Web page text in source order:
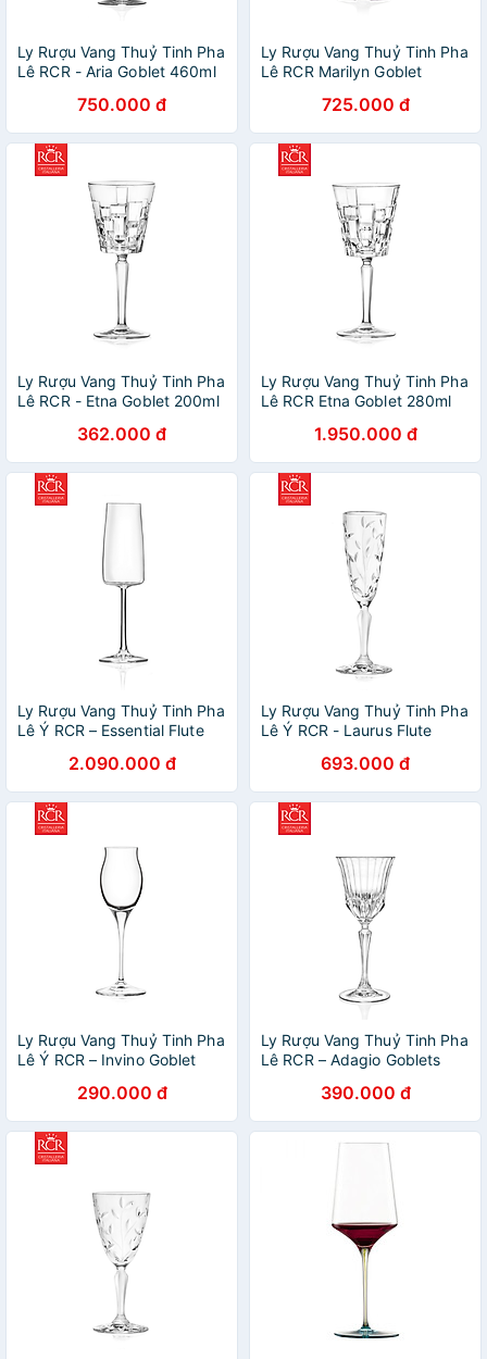
Ly Rượu Vang Thuỷ Tinh Pha
Lê RCR - Aria Goblet 460ml
750.000 đ
Ly Rượu Vang Thuỷ Tinh Pha
Lê RCR Marilyn Goblet
725.000 đ
Ly Rượu Vang Thuỷ Tinh Pha
Lê RCR - Etna Goblet 200ml
362.000 đ
Ly Rượu Vang Thuỷ Tinh Pha
Lê RCR Etna Goblet 280ml
1.950.000 đ
Ly Rượu Vang Thuỷ Tinh Pha
Lê Ý RCR – Essential Flute
2.090.000 đ
Ly Rượu Vang Thuỷ Tinh Pha
Lê Ý RCR - Laurus Flute
693.000 đ
Ly Rượu Vang Thuỷ Tinh Pha
Lê Ý RCR – Invino Goblet
290.000 đ
Ly Rượu Vang Thuỷ Tinh Pha
Lê RCR – Adagio Goblets
390.000 đ